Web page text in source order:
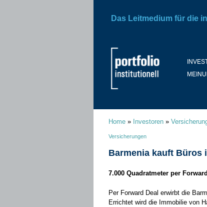
Das Leitmedium für die
Home » Investoren »
Versicherungen
Barmenia kauft Büros
7.000 Quadratmeter per
Per Forward Deal erwirbt die
Errichtet wird die Immobilie von